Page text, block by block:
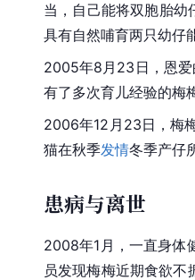
当，自己能将双胞胎幼
具有自然哺育两只幼仔
2005年8月23日，恩爱
有了多次育儿经验的梅
2006年12月23日，梅
猫在秋季发情冬季产仔
患病与离世
2008年1月，一直身体
员发现梅梅近期食欲不